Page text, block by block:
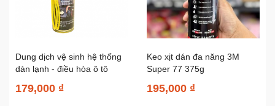
Dung dịch vệ sinh hệ thống
dàn lạnh - điều hòa ô tô
179,000 ₫
Keo xịt dán đa năng 3M
Super 77 375g
195,000 ₫